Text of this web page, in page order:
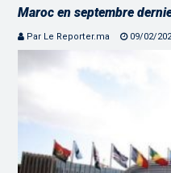
Maroc en septembre
Par Le Reporter.ma 09/02/